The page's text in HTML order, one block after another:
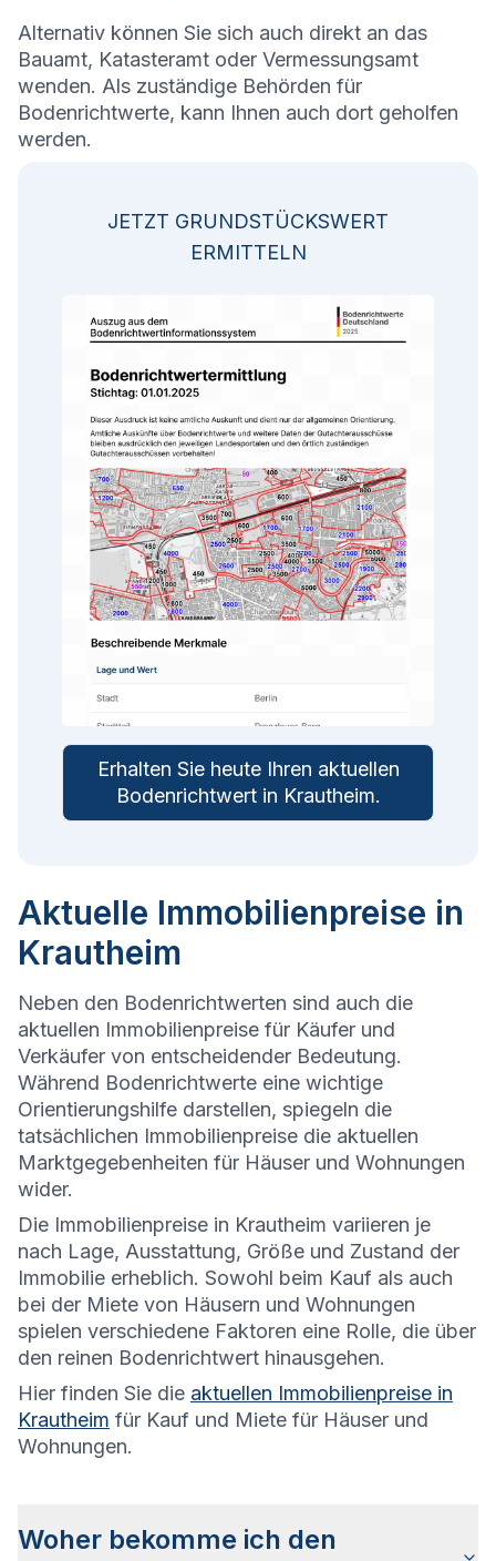
Alternativ können Sie sich auch direkt an das
Bauamt, Katasteramt oder Vermessungsamt
wenden. Als zuständige Behörden für
Bodenrichtwerte, kann Ihnen auch dort geholfen
werden.
JETZT GRUNDSTÜCKSWERT
ERMITTELN
Erhalten Sie heute Ihren aktuellen
Bodenrichtwert in Krautheim.
Aktuelle Immobilienpreise in
Krautheim
Neben den Bodenrichtwerten sind auch die
aktuellen Immobilienpreise für Käufer und
Verkäufer von entscheidender Bedeutung.
Während Bodenrichtwerte eine wichtige
Orientierungshilfe darstellen, spiegeln die
tatsächlichen Immobilienpreise die aktuellen
Marktgegebenheiten für Häuser und Wohnungen
wider.
Die Immobilienpreise in Krautheim variieren je
nach Lage, Ausstattung, Größe und Zustand der
Immobilie erheblich. Sowohl beim Kauf als auch
bei der Miete von Häusern und Wohnungen
spielen verschiedene Faktoren eine Rolle, die über
den reinen Bodenrichtwert hinausgehen.
Hier finden Sie die aktuellen Immobilienpreise in
Krautheim für Kauf und Miete für Häuser und
Wohnungen.
Woher bekomme ich den